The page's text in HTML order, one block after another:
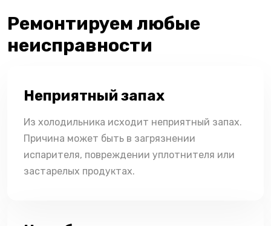
Ремонтируем любые
неисправности
Неприятный запах
Из холодильника исходит неприятный запах.
Причина может быть в загрязнении
испарителя, повреждении уплотнителя или
застарелых продуктах.